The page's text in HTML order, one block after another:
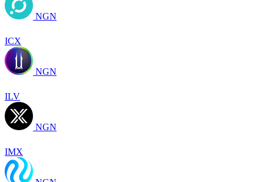
NGN
ICX
NGN
ILV
NGN
IMX